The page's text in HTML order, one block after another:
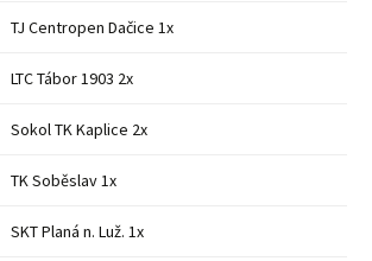
TJ Centropen Dačice 1x
LTC Tábor 1903 2x
Sokol TK Kaplice 2x
TK Soběslav 1x
SKT Planá n. Luž. 1x